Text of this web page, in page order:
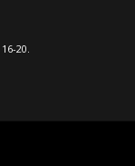
20.